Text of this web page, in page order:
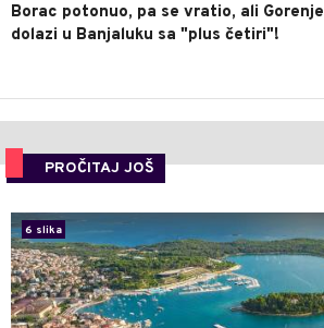
Borac potonuo, pa se vratio, ali Gorenje
dolazi u Banjaluku sa "plus četiri"!
PROČITAJ JOŠ
6 slika